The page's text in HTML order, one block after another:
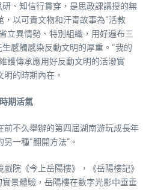
研、知信行貫穿，是思政課講授的無
以可貴文物和汗青故事為“活教
立異情勢、特別組織，用好遍布三
生感觸感染反動文明的厚重。“我的
護傳承應用好反動文明的活潑實
的時期內在。
期活氣
前不久舉辦的第四屆湖南游玩成長年
一種“翻開方法”。
院《今上岳陽樓》，《岳陽樓記》
景體驗，岳陽樓在數字光影中垂垂